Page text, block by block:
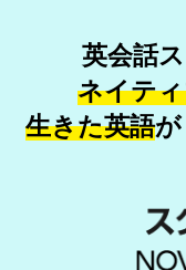
英会話
ネイテ
生きた英語が